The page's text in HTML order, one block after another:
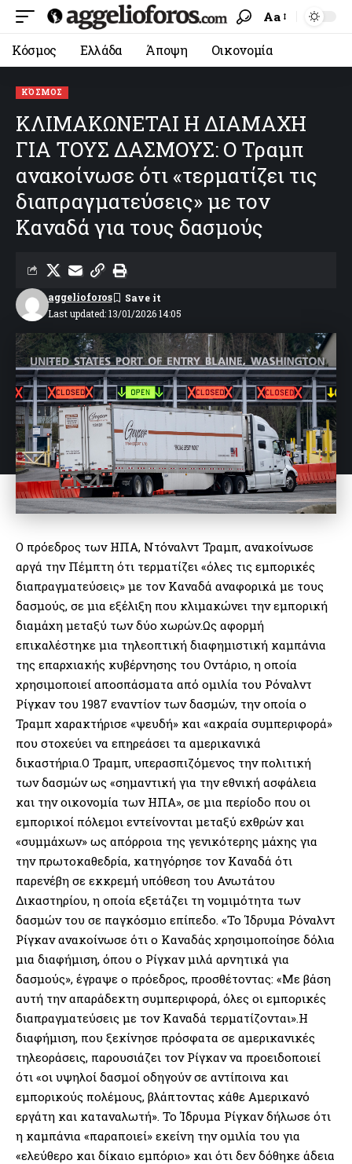
Aa
Κόσμος Ελλάδα Άποψη Οικονομία
ΚΌΣΜΟΣ
ΚΛΙΜΑΚΩΝΕΤΑΙ Η ΔΙΑΜΑΧΗ
ΓΙΑ ΤΟΥΣ ΔΑΣΜΟΥΣ: Ο Τραμπ
ανακοίνωσε ότι «τερματίζει τις
διαπραγματεύσεις» με τον
Καναδά για τους δασμούς
Last updated: 13/01/2026 14:05
aggelioforos
Ο πρόεδρος των ΗΠΑ, Ντόναλντ Τραμπ, ανακοίνωσε
αργά την Πέμπτη ότι τερματίζει «όλες τις εμπορικές
διαπραγματεύσεις» με τον Καναδά αναφορικά με τους
δασμούς, σε μια εξέλιξη που κλιμακώνει την εμπορική
διαμάχη μεταξύ των δύο χωρών.Ως αφορμή
επικαλέστηκε μια τηλεοπτική διαφημιστική καμπάνια
της επαρχιακής κυβέρνησης του Οντάριο, η οποία
χρησιμοποιεί αποσπάσματα από ομιλία του Ρόναλντ
Ρίγκαν του 1987 εναντίον των δασμών, την οποία ο
Τραμπ χαρακτήρισε «ψευδή» και «ακραία συμπεριφορά»
που στοχεύει να επηρεάσει τα αμερικανικά
δικαστήρια.Ο Τραμπ, υπερασπιζόμενος την πολιτική
των δασμών ως «σημαντική για την εθνική ασφάλεια
και την οικονομία των ΗΠΑ», σε μια περίοδο που οι
εμπορικοί πόλεμοι εντείνονται μεταξύ εχθρών και
«συμμάχων» ως απόρροια της γενικότερης μάχης για
την πρωτοκαθεδρία, κατηγόρησε τον Καναδά ότι
παρενέβη σε εκκρεμή υπόθεση του Ανωτάτου
Δικαστηρίου, η οποία εξετάζει τη νομιμότητα των
δασμών του σε παγκόσμιο επίπεδο. «Το Ίδρυμα Ρόναλντ
Ρίγκαν ανακοίνωσε ότι ο Καναδάς χρησιμοποίησε δόλια
μια διαφήμιση, όπου ο Ρίγκαν μιλά αρνητικά για
δασμούς», έγραψε ο πρόεδρος, προσθέτοντας: «Με βάση
αυτή την απαράδεκτη συμπεριφορά, όλες οι εμπορικές
διαπραγματεύσεις με τον Καναδά τερματίζονται».Η
διαφήμιση, που ξεκίνησε πρόσφατα σε αμερικανικές
τηλεοράσεις, παρουσιάζει τον Ρίγκαν να προειδοποιεί
ότι «οι υψηλοί δασμοί οδηγούν σε αντίποινα και
εμπορικούς πολέμους, βλάπτοντας κάθε Αμερικανό
εργάτη και καταναλωτή». Το Ίδρυμα Ρίγκαν δήλωσε ότι
η καμπάνια «παραποιεί» εκείνη την ομιλία του για
«ελεύθερο και δίκαιο εμπόριο» και ότι δεν δόθηκε άδεια